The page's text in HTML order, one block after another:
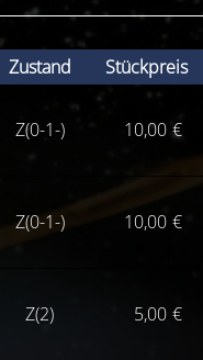
Zustand Stückpreis
Z(0-1-) 10,00 €
Z(0-1-) 10,00 €
Z(2) 5,00 €